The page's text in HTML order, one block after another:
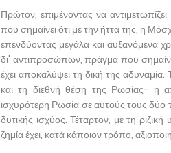
Πρώτον, επιμένοντας να
που σημαίνει ότι με την ήττα της, η
επενδύοντας μεγάλα και αυξανόμενα
δι' αντιπροσώπων, πράγμα που
έχει αποκαλύψει τη δική της
και τη διεθνή θέση της Ρωσίας- η
ισχυρότερη Ρωσία σε αυτούς τους δύο
δυτικής ισχύος. Τέταρτον, με τη
ζημία έχει, κατά κάποιον τρόπο,